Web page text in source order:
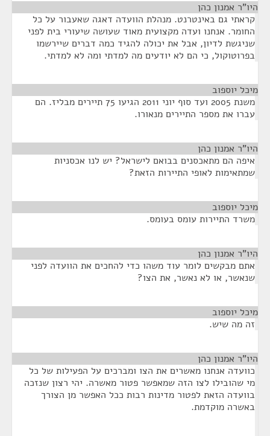
היו"ר אמנון כהן
קראתי גם באינטרנט. מנהלת הוועדה דאגה שאעבור על כל
החומר. אנחנו ועדה מקצועית מאוד שעושה שיעורי בית לפני
שניגשת לדיון, אבל את יכולה להגיד כמה דברים שיירשמו
בפרוטוקול, כי הם לא יודעים מה למדתי ומה לא למדתי.
מיכל יוספוב
משנת 2005 ועד סוף יוני 2011 הגיעו 75 תיירים מבליז. הם
עברו את מספר התיירים מנאורו.
היו"ר אמנון כהן
איפה הם מתאכסנים בבואם לישראל? יש לנו אכסניות
שמתאימות לאופי התיירות הזאת?
מיכל יוספוב
משרד התיירות עומס בעומס.
היו"ר אמנון כהן
אתם מבקשים לומר עוד משהו כדי להחכים את הוועדה לפני
שנאשר, או לא נאשר, את הצו?
מיכל יוספוב
זה מה שיש.
היו"ר אמנון כהן
כוועדה אנחנו מאשרים את הצו ומברכים על הפעילות של כל
מי שהובילו לצו הזה שמאפשר פטור מאשרה. יהי רצון שנזכה
בוועדה הזאת לפטור מדינות רבות ככל האפשר מן הצורך
באשרה מוקדמת.